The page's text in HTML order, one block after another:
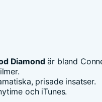
Diamondär bland
prisade insatser.
och iTunes.